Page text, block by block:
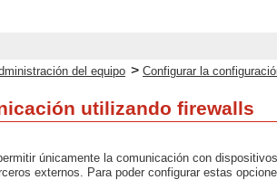
del equipo > Configurar la
utilizando firewalls
únicamente la comunicación con
externos. Para poder configurar estas